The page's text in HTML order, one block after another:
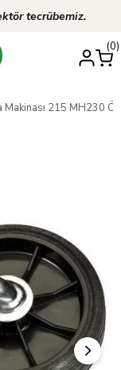
tecrübemiz.
0
215 MH230